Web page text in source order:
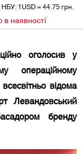
1USD = 44.75 грн.
в наявності
ГЛОБАЛЬНИМ АМБАСАДОРОМ БРЕНДУ CHERY
оголосив у
операційному
відома
Левандовський
бренду